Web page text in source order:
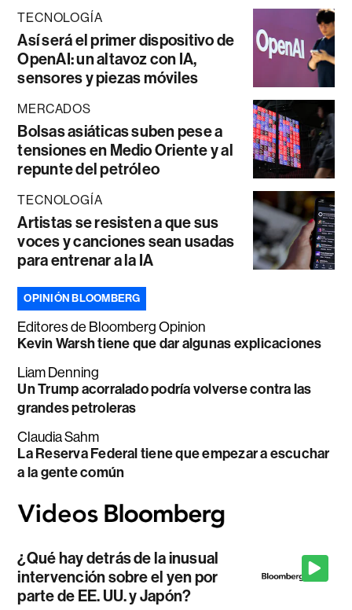
TECNOLOGÍA
Así será el primer dispositivo de
OpenAI: un altavoz con IA,
sensores y piezas móviles
MERCADOS
Bolsas asiáticas suben pese a
tensiones en Medio Oriente y al
repunte del petróleo
TECNOLOGÍA
Artistas se resisten a que sus
voces y canciones sean usadas
para entrenar a la IA
OPINIÓN BLOOMBERG
Editores de Bloomberg Opinion
Kevin Warsh tiene que dar algunas explicaciones
Liam Denning
Un Trump acorralado podría volverse contra las
grandes petroleras
Claudia Sahm
La Reserva Federal tiene que empezar a escuchar
a la gente común
¿Qué hay detrás de la inusual
intervención sobre el yen por
parte de EE. UU. y Japón?